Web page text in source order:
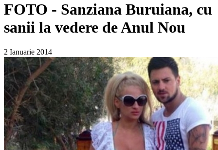
FOTO - Sanziana Buruiana, cu
sanii la vedere de Anul Nou
2 Ianuarie 2014